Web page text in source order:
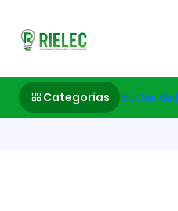
Categorías Electricidad